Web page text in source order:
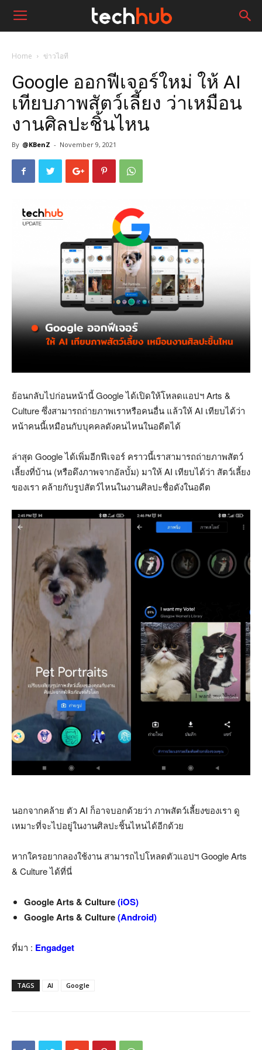
Home ข่าวไอที
Google ออกฟีเจอร์ใหม่ ให้ AI
เทียบภาพสัตว์เลี้ยง ว่าเหมือน
งานศิลปะชิ้นไหน
By @KBenZ - November 9, 2021
ย้อนกลับไปก่อนหน้านี้ Google ได้เปิดให้โหลดแอปฯ Arts &
Culture ซึ่งสามารถถ่ายภาพเราหรือคนอื่น แล้วให้ AI เทียบได้ว่า
หน้าคนนี้เหมือนกับบุคคลดังคนไหนในอดีตได้
ล่าสุด Google ได้เพิ่มอีกฟีเจอร์ คราวนี้เราสามารถถ่ายภาพสัตว์
เลี้ยงที่บ้าน (หรือดึงภาพจากอัลบั้ม) มาให้ AI เทียบได้ว่า สัตว์เลี้ยง
ของเรา คล้ายกับรูปสัตว์ไหนในงานศิลปะชื่อดังในอดีต
นอกจากคล้าย ตัว AI ก็อาจบอกด้วยว่า ภาพสัตว์เลี้ยงของเรา ดู
เหมาะที่จะไปอยู่ในงานศิลปะชิ้นไหนได้อีกด้วย
หากใครอยากลองใช้งาน สามารถไปโหลดตัวแอปฯ Google Arts
& Culture ได้ที่นี่
Google Arts & Culture(iOS)
Google Arts & Culture(Android)
ที่มา : Engadget
TAGS AI Google